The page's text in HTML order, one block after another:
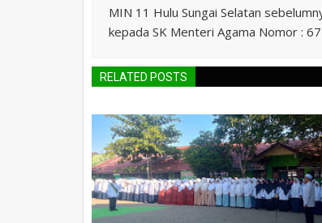
MIN 11 Hulu Sungai Selatan
kepada SK Menteri Agama Nomor :
RELATED POSTS